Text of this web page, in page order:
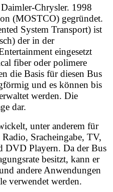
Chrysler. 1998
(MOSTCO) gegründet.
System Transport) ist
der in der
eingesetzt
fiber oder polimere
die Basis für diesen Bus
und es können bis
werden. Die
dar.
unter anderem für
Sracheingabe, TV,
DVD Playern. Da der Bus
besitzt, kann er
andere Anwendungen
verwendet werden.